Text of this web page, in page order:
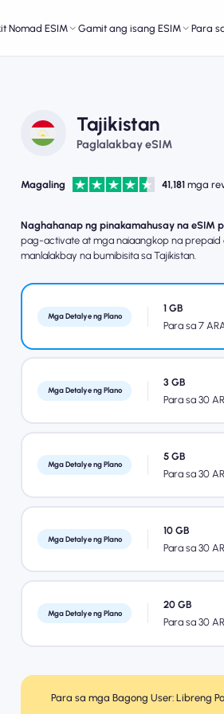
Nomad ESIM Gamit ang isang ESIM Para
Tajikistan
Paglalakbay eSIM
Magaling 41,181 mga
Naghahanap ng pinakamahusay na eSIM
pag-activate at mga naiaangkop na
manlalakbay na bumibisita sa Tajikistan.
Mga Detalye ng Plano
1 GB
Para sa 7
Mga Detalye ng Plano
3 GB
Para sa 30
Mga Detalye ng Plano
5 GB
Para sa 30
Mga Detalye ng Plano
10 GB
Para sa 30
Mga Detalye ng Plano
20 GB
Para sa 30
Para sa mga Bagong User: Libreng